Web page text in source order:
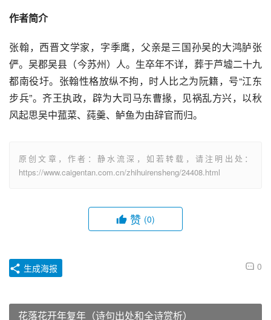
作者简介
张翰，西晋文学家，字季鹰，父亲是三国孙吴的大鸿胪张
俨。吴郡吴县（今苏州）人。生卒年不详，葬于芦墟二十九
都南役圩。张翰性格放纵不拘，时人比之为阮籍，号“江东
步兵”。齐王执政，辟为大司马东曹掾，见祸乱方兴，以秋
风起思吴中菰菜、莼羹、鲈鱼为由辞官而归。
原创文章，作者：静水流深，如若转载，请注明出处：
https://www.caigentan.com.cn/zhihuirensheng/24408.html
赞 (0)
0
生成海报
花落花开年复年（诗句出处和全诗赏析）